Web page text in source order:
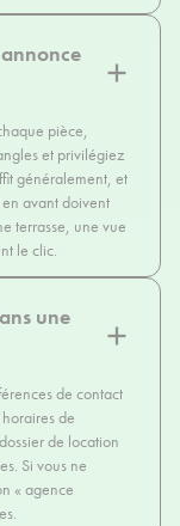
pièce,
et privilégiez
généralement, et
avant doivent
terrasse, une vue
le clic.
une
de contact
de
de location
Si vous ne
« agence